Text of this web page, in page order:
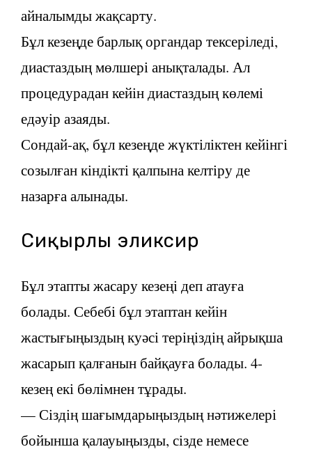
айналымды жақсарту.
Бұл кезеңде барлық органдар тексеріледі,
диастаздың мөлшері анықталады. Ал
процедурадан кейін диастаздың көлемі
едәуір азаяды.
Сондай-ақ, бұл кезеңде жүктіліктен кейінгі
созылған кіндікті қалпына келтіру де
назарға алынады.
Сиқырлы эликсир
Бұл этапты жасару кезеңі деп атауға
болады. Себебі бұл этаптан кейін
жастығыңыздың куәсі теріңіздің айрықша
жасарып қалғанын байқауға болады. 4-
кезең екі бөлімнен тұрады.
— Сіздің шағымдарыңыздың нәтижелері
бойынша қалауыңызды, сізде немесе